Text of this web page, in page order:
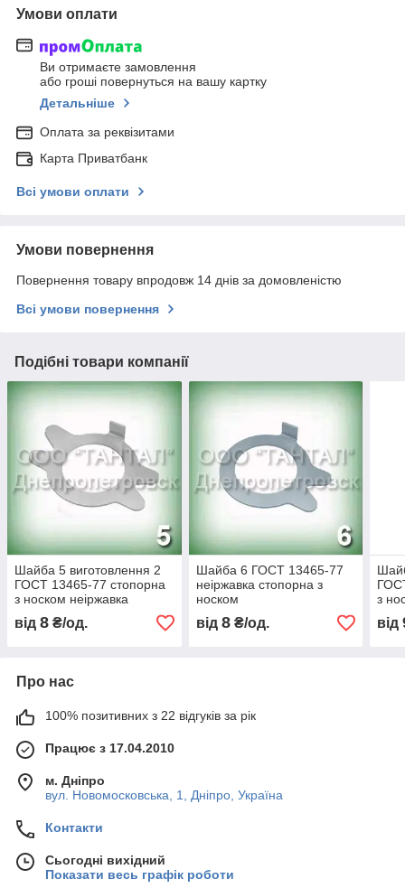
Умови оплати
Ви отримаєте замовлення
або гроші повернуться на вашу картку
Детальніше
Оплата за реквізитами
Карта Приватбанк
Всі умови оплати
Умови повернення
Повернення товару впродовж 14 днів за домовленістю
Всі умови повернення
Подібні товари компанії
Шайба 5 виготовлення 2
ГОСТ 13465-77 стопорна
з носком неіржавка
від 8 ₴/од.
Шайба 6 ГОСТ 13465-77
неіржавка стопорна з
носком
від 8₴/од.
з
від
Про нас
100% позитивних з 22 відгуків за рік
Працює з 17.04.2010
м. Дніпро
вул. Новомосковська, 1, Дніпро, Україна
Контакти
Сьогодні вихідний
Показати весь графік роботи